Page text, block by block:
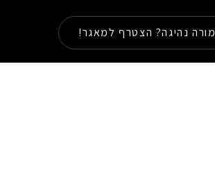
מורה נהיגה? הצטרף למאגר!